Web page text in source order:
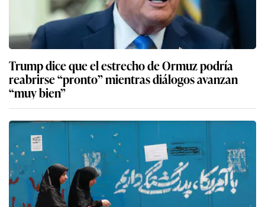
Trump dice que el estrecho de Ormuz podría
reabrirse “pronto” mientras diálogos avanzan
“muy bien”